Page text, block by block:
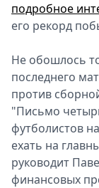
подробное
его рекорд
Не обошлось
последнего
против
"Письмо
футболистов
ехать на
руководит
финансовых